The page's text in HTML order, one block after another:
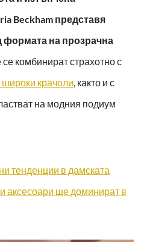
Beckham представя
формата на прозрачна
комбинират страхотно с
широки крачоли, както и с
на модния подиум
тенденции в дамската
аксесоари ще доминират в